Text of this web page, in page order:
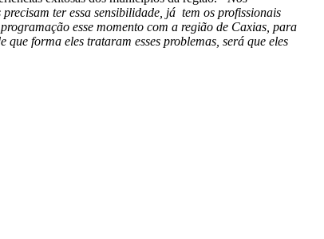
ter essa sensibilidade, já tem os profissionais
esse momento com a região de Caxias, para
forma eles trataram esses problemas, será que eles